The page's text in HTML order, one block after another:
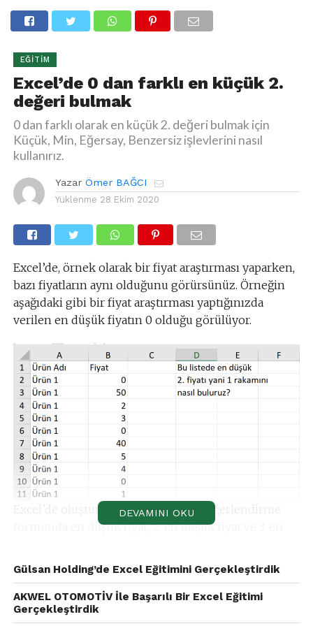
EĞITIM
Excel’de 0 dan farklı en küçük 2.
değeri bulmak
0 dan farklı olarak en küçük 2. değeri bulmak için
Küçük, Min, Eğersay, Benzersiz işlevlerini nasıl
kullanırız.
Yazar Ömer BAĞCI
Yüklenme 28 Ekim 2020
Excel’de, örnek olarak bir fiyat araştırması yaparken,
bazı fiyatların aynı olduğunu görürsünüz. Örneğin
aşağıdaki gibi bir fiyat araştırması yaptığınızda
verilen en düşük fiyatın 0 olduğu görülüyor.
Excel’de oluşturduğunuz bir teklif değerlendirme
formunda en düşük fiyat, 2. en düşük fiyat ve 3. en
en düşük değerleri bulmak için kullandığımız Min
işlevi ve Küçük İşlevinin 1 parametresi, sadece en
düşük değeri bulduğu için 2. ve 3. en düşük fiyatları
bulamayız.
DEVAMINI OKU
Gülsan Holding’de Excel Eğitimini Gerçekleştirdik
AKWEL OTOMOTİV İle Başarılı Bir Excel Eğitimi
Gerçekleştirdik